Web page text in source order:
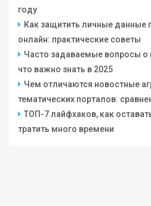
году
Как защитить личные данные
онлайн: практические советы
Часто задаваемые вопросы о
что важно знать в 2025
Чем отличаются новостные
тематических порталов:
ТОП-7 лайфхаков, как
тратить много времени